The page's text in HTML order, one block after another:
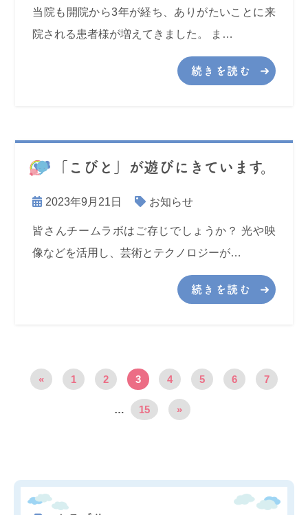
当院も開院から3年が経ち、ありがたいことに来
院される患者様が増えてきました。 ま…
続きを読む
「こびと」が遊びにきています。
2023年9月21日 お知らせ
皆さんチームラボはご存じでしょうか？ 光や映
像などを活用し、芸術とテクノロジーが…
続きを読む
« 1 2 3 4 5 6 7
… 15 »